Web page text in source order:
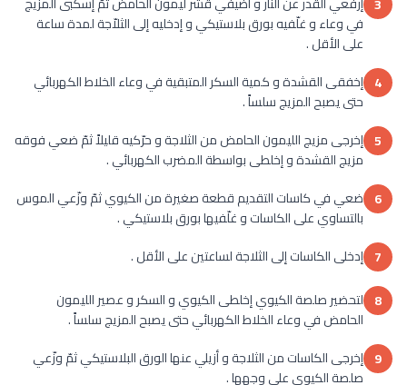
3
في وعاء و غلّفيه بورق بلاستيكي و إدخليه إلى الثلاّجة لمدة ساعة
على الأقل .
4 إخفقى القشدة و كمية السكر المتبقية في وعاء الخلاط الكهربائي
حتى يصبح المزيج سلساً .
5 إخرجى مزيج الليمون الحامض من الثلاجة و حرّكيه قليلاً ثمّ ضعي فوقه
مزيج القشدة و إخلطى بواسطة المضرب الكهربائي .
6 ضعي في كاسات التقديم قطعة صغيرة من الكيوي ثمّ وزّعي الموس
بالتساوي على الكاسات و غلّفيها بورق بلاستيكي .
7 إدخلى الكاسات إلى الثلاجة لساعتين على الأقل .
8 لتحضير صلصة الكيوي إخلطى الكيوي و السكر و عصير الليمون
الحامض في وعاء الخلاط الكهربائي حتى يصبح المزيج سلساً .
9 إخرجى الكاسات من الثلاجة و أزيلي عنها الورق البلاستيكي ثمّ وزّعي
صلصة الكيوي على وجهها .